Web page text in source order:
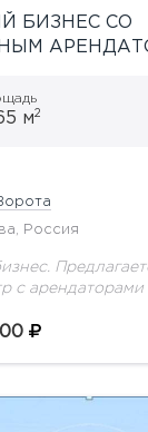
БИЗНЕС СО
м2
Россия
с
высота потолков